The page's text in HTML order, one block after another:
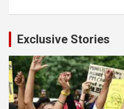
Exclusive Stories